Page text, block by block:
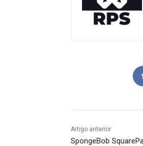
Artigo anterior
SpongeBob